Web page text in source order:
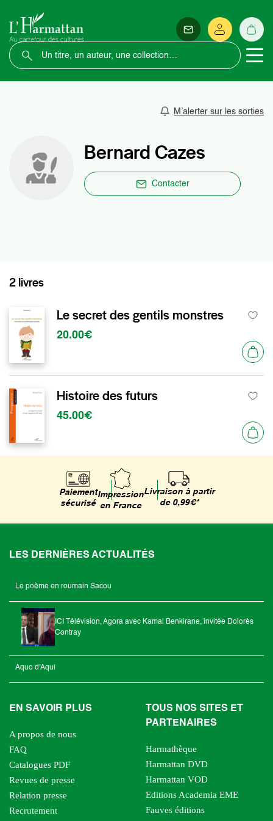
M’alerter sur les sorties
Bernard Cazes
Contacter
2 livres
Le secret des gentils monstres
20.00€
Histoire des futurs
45.00€
Paiement
sécurisé
Impression
en France
Livraison à partir
de 0,99€*
LES DERNIÈRES ACTUALITÉS
Le poème en roumain Sacou
ICI Télévision, Agora avec Kamal Benkirane, invitée Dolorès
Contray
Aquo d'Aqui
EN SAVOIR PLUS
A propos de nous
FAQ
Catalogues PDF
Revues de presse
Relation presse
Recrutement
TOUS NOS SITES ET
PARTENAIRES
Harmathèque
Harmattan DVD
Harmattan VOD
Editions Academia EME
Fauves éditions